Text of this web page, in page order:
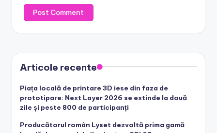
Articole recente
Piața locală de printare 3D iese din faza de
prototipare: Next Layer 2026 se extinde la două
zile și peste 800 de participanți
Producătorul român Lyset dezvoltă prima gamă